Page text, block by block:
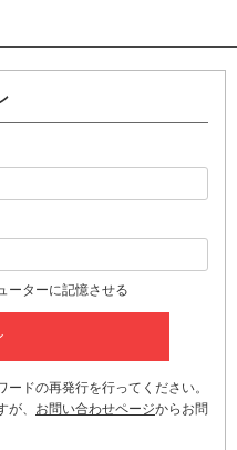
ーターに記憶させる
ードの再発行を行ってください。
、 お問い合わせページからお問